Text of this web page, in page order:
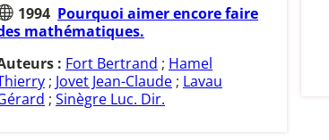
1994 Pourquoi aimer encore faire
mathématiques.
: Fort Bertrand ; Hamel
; Jovet Jean-Claude; Lavau
; Sinègre Luc. Dir.